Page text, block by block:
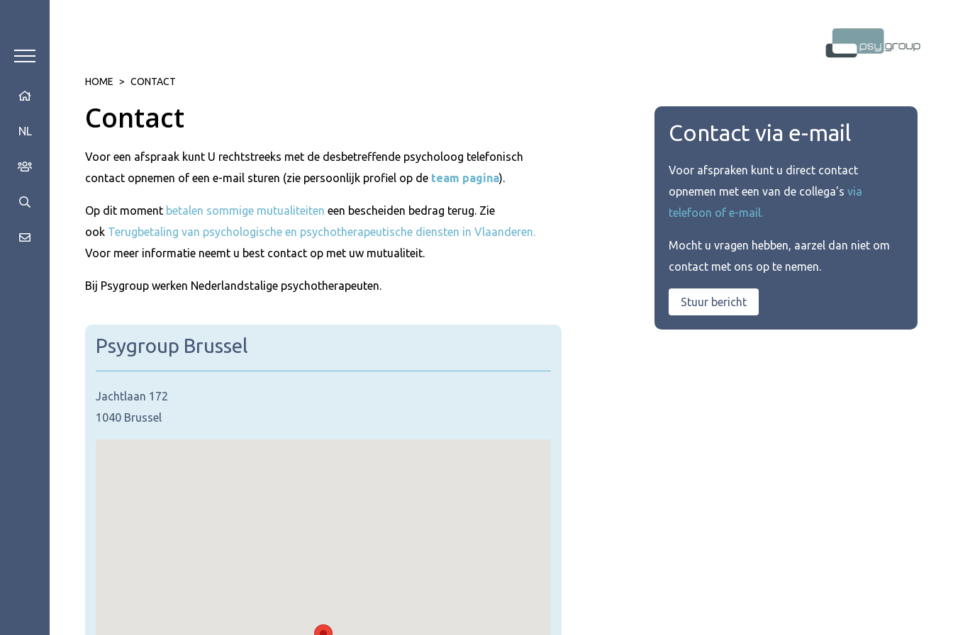
NL
HOME > CONTACT
Contact
Voor een afspraak kunt U rechtstreeks met de desbetreffende psycholoog telefonisch
contact opnemen of een e-mail sturen (zie persoonlijk profiel op de team pagina).
Op dit moment betalen sommige mutualiteiten een bescheiden bedrag terug. Zie
ook Terugbetaling van psychologische en psychotherapeutische diensten in Vlaanderen.
Voor meer informatie neemt u best contact op met uw mutualiteit.
Bij Psygroup werken Nederlandstalige psychotherapeuten.
Psygroup Brussel
Jachtlaan 172
1040 Brussel
Contact via e-mail
Voor afspraken kunt u direct contact
opnemen met een van de collega's via
telefoon of e-mail.
Mocht u vragen hebben, aarzel dan niet om
contact met ons op te nemen.
Stuur bericht